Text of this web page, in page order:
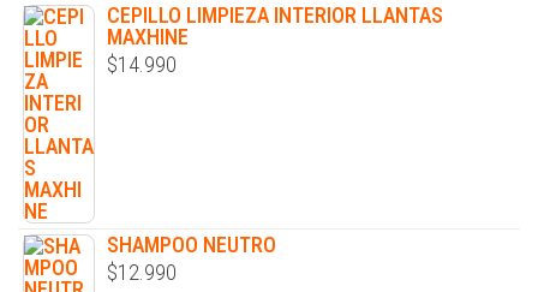
CEPILLO LIMPIEZA INTERIOR LLANTAS
MAXHINE
$14.990
SHAMPOO NEUTRO
$12.990